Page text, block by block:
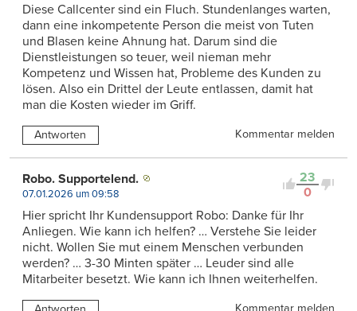
Diese Callcenter sind ein Fluch. Stundenlanges warten,
dann eine inkompetente Person die meist von Tuten
und Blasen keine Ahnung hat. Darum sind die
Dienstleistungen so teuer, weil nieman mehr
Kompetenz und Wissen hat, Probleme des Kunden zu
lösen. Also ein Drittel der Leute entlassen, damit hat
man die Kosten wieder im Griff.
Antworten Kommentar melden
23
0
Robo. Supportelend.
07.01.2026 um 09:58
Hier spricht Ihr Kundensupport Robo: Danke für Ihr
Anliegen. Wie kann ich helfen? … Verstehe Sie leider
nicht. Wollen Sie mut einem Menschen verbunden
werden? … 3-30 Minten später … Leuder sind alle
Mitarbeiter besetzt. Wie kann ich Ihnen weiterhelfen.
Kommentar melden